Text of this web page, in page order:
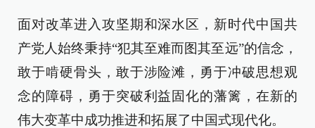
面对改革进入攻坚期和深水区，新时代中国共
产党人始终秉持“犯其至难而图其至远”的信念，
敢于啃硬骨头，敢于涉险滩，勇于冲破思想观
念的障碍，勇于突破利益固化的藩篱，在新的
伟大变革中成功推进和拓展了中国式现代化。